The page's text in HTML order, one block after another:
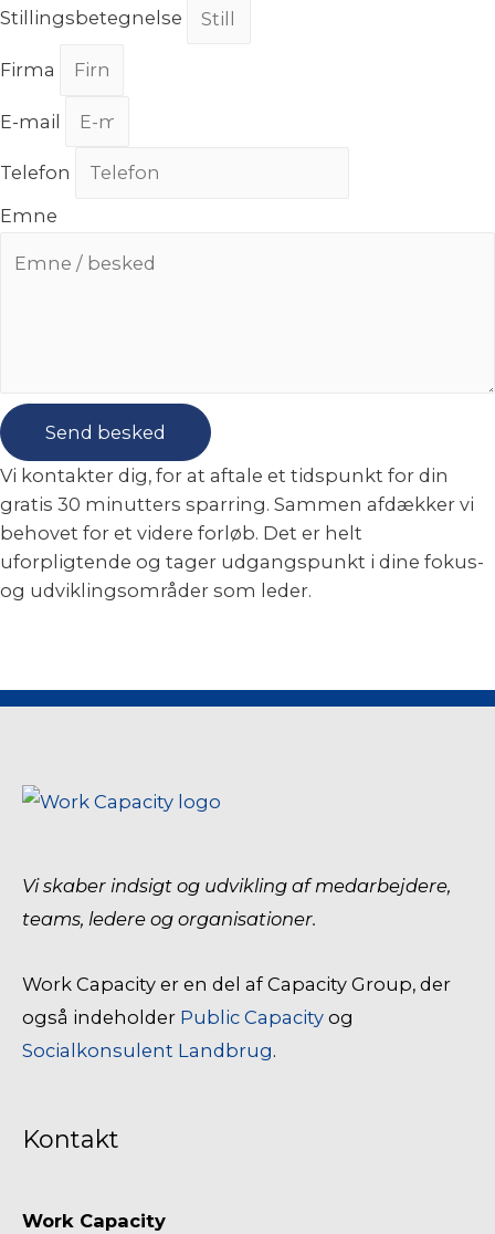
Stillingsbetegnelse
Firma
E-mail
Telefon
Emne
Send besked
Vi kontakter dig, for at aftale et tidspunkt for din
gratis 30 minutters sparring. Sammen afdækker vi
behovet for et videre forløb. Det er helt
uforpligtende og tager udgangspunkt i dine fokus-
og udviklingsområder som leder.
Vi skaber indsigt og udvikling af medarbejdere,
teams, ledere og organisationer.
Work Capacity er en del af Capacity Group, der
også indeholder Public Capacity og
Socialkonsulent Landbrug.
Kontakt
Work Capacity